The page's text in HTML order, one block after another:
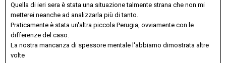
Quella di ieri sera è stata una situazione talmente strana che non mi
metterei neanche ad analizzarla più di tanto.
Praticamente è stata un'altra piccola Perugia, ovviamente con le
differenze del caso.
La nostra mancanza di spessore mentale l'abbiamo dimostrata altre
volte